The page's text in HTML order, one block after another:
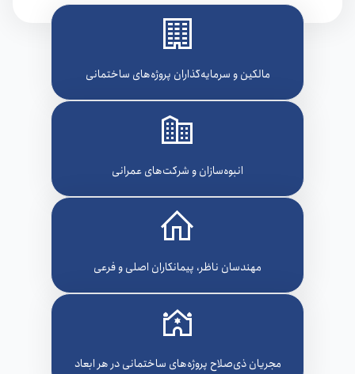
مالکین و سرمایه‌گذاران پروژه‌های ساختمانی
انبوه‌سازان و شرکت‌های عمرانی
مهندسان ناظر، پیمانکاران اصلی و فرعی
مجریان ذی‌صلاح پروژه‌های ساختمانی در هر ابعاد